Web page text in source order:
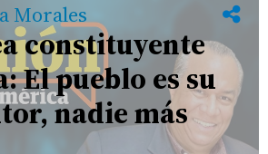
Morales
constituyente
El pueblo es su
nadie más